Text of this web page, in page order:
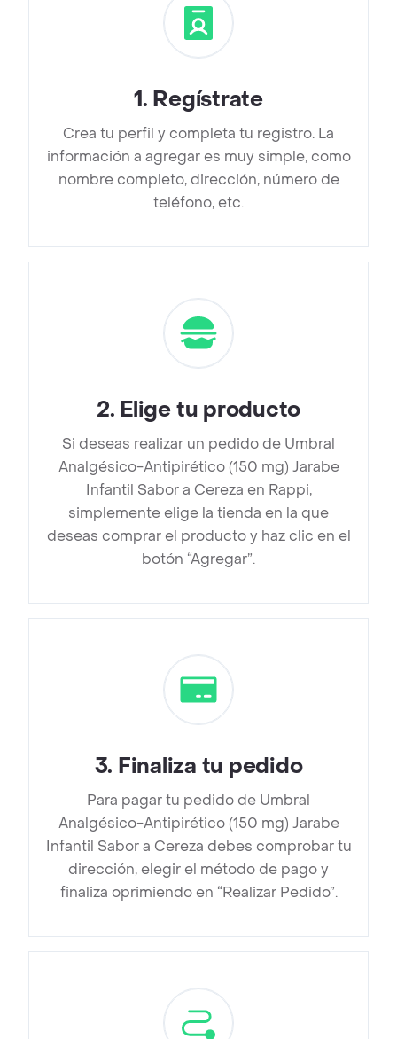
1. Regístrate
Crea tu perfil y completa tu registro. La
información a agregar es muy simple, como
nombre completo, dirección, número de
teléfono, etc.
2. Elige tu producto
Si deseas realizar un pedido de Umbral
Analgésico-Antipirético (150 mg) Jarabe
Infantil Sabor a Cereza en Rappi,
simplemente elige la tienda en la que
deseas comprar el producto y haz clic en el
botón “Agregar”.
3. Finaliza tu pedido
Para pagar tu pedido de Umbral
Analgésico-Antipirético (150 mg) Jarabe
Infantil Sabor a Cereza debes comprobar tu
dirección, elegir el método de pago y
finaliza oprimiendo en “Realizar Pedido”.